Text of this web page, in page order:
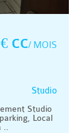
CC/ MOIS
Studio
Studio
Local
..